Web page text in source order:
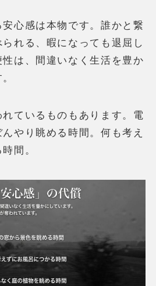
心感は本物です。誰かと繋
れる、暇になっても退屈し
は、間違いなく生活を豊か
ているものもあります。電
やり眺める時間。何も考え
間。